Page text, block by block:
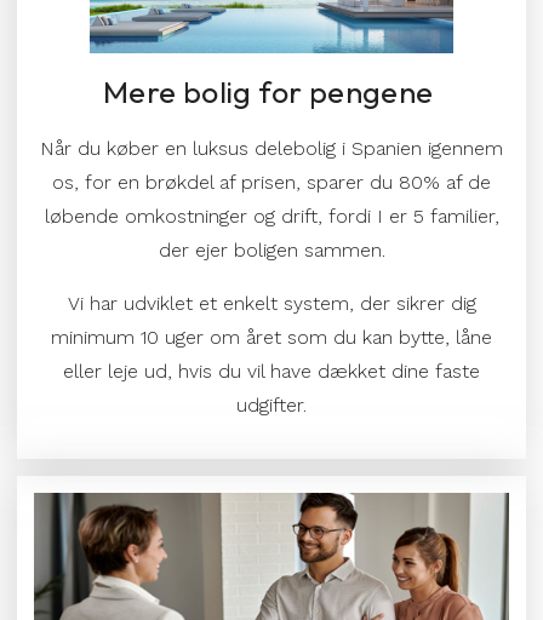
Mere bolig for pengene
Når du køber en luksus delebolig i Spanien igennem
os, for en brøkdel af prisen, sparer du 80% af de
løbende omkostninger og drift, fordi I er 5 familier,
der ejer boligen sammen.
Vi har udviklet et enkelt system, der sikrer dig
minimum 10 uger om året som du kan bytte, låne
eller leje ud, hvis du vil have dækket dine faste
udgifter.